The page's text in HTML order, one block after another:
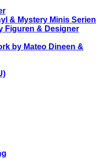
& Mystery Minis Serien
Figuren & Designer
by Mateo Dineen &